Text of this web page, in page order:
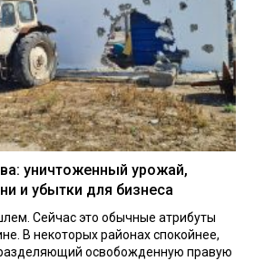
уничтоженный урожай,
и убытки для бизнеса
Сейчас это обычные атрибуты
В некоторых районах спокойнее,
освобожденную правую